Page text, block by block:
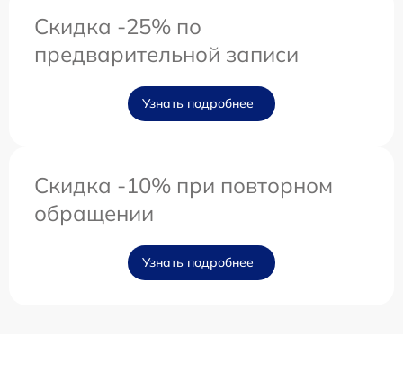
Скидка -25% по
предварительной записи
Узнать подробнее
Скидка -10% при повторном
обращении
Узнать подробнее